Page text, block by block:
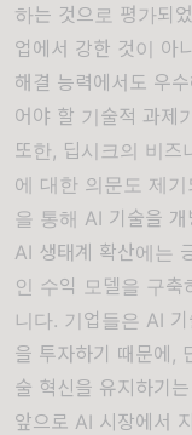
하는 것으로 평가되
업에서 강한 것이 아
해결 능력에서도 우
어야 할 기술적 과제
또한, 딥시크의 비
에 대한 의문도 제
을 통해 AI 기술을 개
AI 생태계 확산에는
인 수익 모델을 구축
니다. 기업들은 AI
을 투자하기 때문에,
술 혁신을 유지하기
앞으로 AI 시장에서